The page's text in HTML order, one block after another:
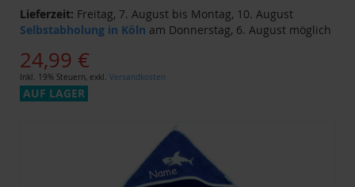
Lieferzeit: Freitag, 7. August bis Montag, 10. August
Selbstabholung in Köln am Donnerstag, 6. August möglich
24,99 €
Inkl. 19% Steuern, exkl. Versandkosten
AUF LAGER